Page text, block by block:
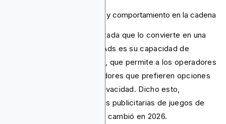
Actividad del monedero y comportamiento en la cadena
La característica más avanzada que lo convierte en una
mejor alternativa a Google Ads es su capacidad de
segmentación criptográfica, que permite a los operadores
de casinos llegar a los jugadores que prefieren opciones
de juego centradas en la privacidad. Dicho esto,
empecemos por las políticas publicitarias de juegos de
azar de Google y por lo que cambió en 2026.